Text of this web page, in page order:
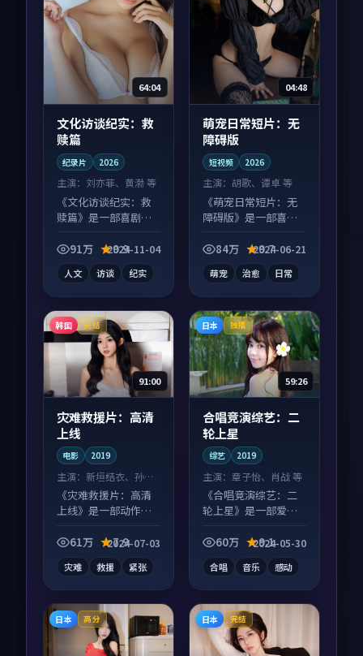
64:04
文化访谈纪实：救
赎篇
纪录片 2026
主演： 刘亦菲、黄渤 等
《文化访谈纪实：救
赎篇》是一部喜剧向
素齐全，观感爽快不
91万 9.9
2024-11-04
人文 访谈 纪实
04:48
萌宠日常短片：无
障碍版
短视频 2026
主演： 胡歌、谭卓 等
《萌宠日常短片：无
障碍版》是一部喜剧
大屏端观看，细节更
84万 9.7
2024-06-21
萌宠 治愈 日常
韩国 完结
91:00
灾难救援片：高清
上线
电影 2019
主演： 新垣结衣、孙艺
珍 等
《灾难救援片：高清
上线》是一部动作向
层层推进，尾声常有
61万 7.9
2024-07-03
灾难 救援 紧张
日本 独播
59:26
合唱竞演综艺：二
轮上星
综艺 2019
主演：章子怡、肖战 等
《合唱竞演综艺：二
轮上星》是一部爱情
系层层推进，尾声常
60万 9.1
2024-05-30
合唱 音乐 感动
日本 高分 日本 完结